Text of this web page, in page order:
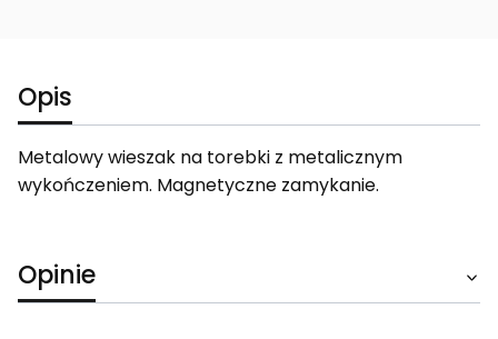
Opis
Metalowy wieszak na torebki z metalicznym
wykończeniem. Magnetyczne zamykanie.
Opinie